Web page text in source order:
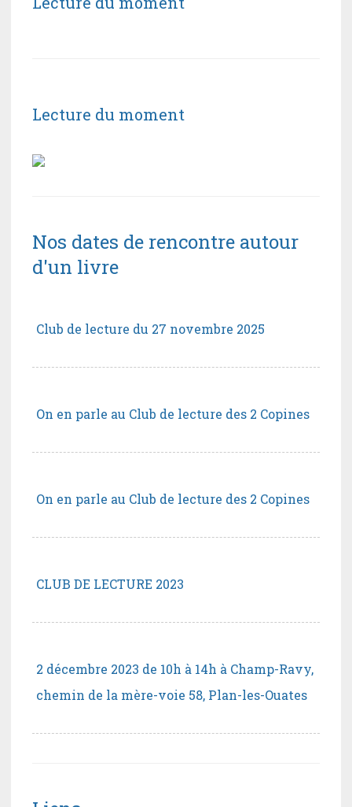
Lecture du moment
Nos dates de rencontre autour
d'un livre
Club de lecture du 27 novembre 2025
On en parle au Club de lecture des 2 Copines
On en parle au Club de lecture des 2 Copines
CLUB DE LECTURE 2023
2 décembre 2023 de 10h à 14h à Champ-Ravy,
chemin de la mère-voie 58, Plan-les-Ouates